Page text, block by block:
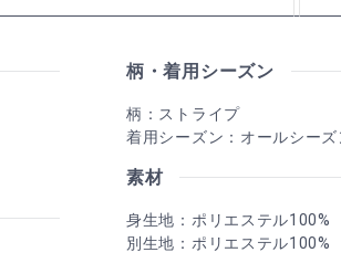
柄・着用シーズン
柄：ストライプ
着用シーズン：オールシーズ
素材
身生地：ポリエステル100%
別生地：ポリエステル100%